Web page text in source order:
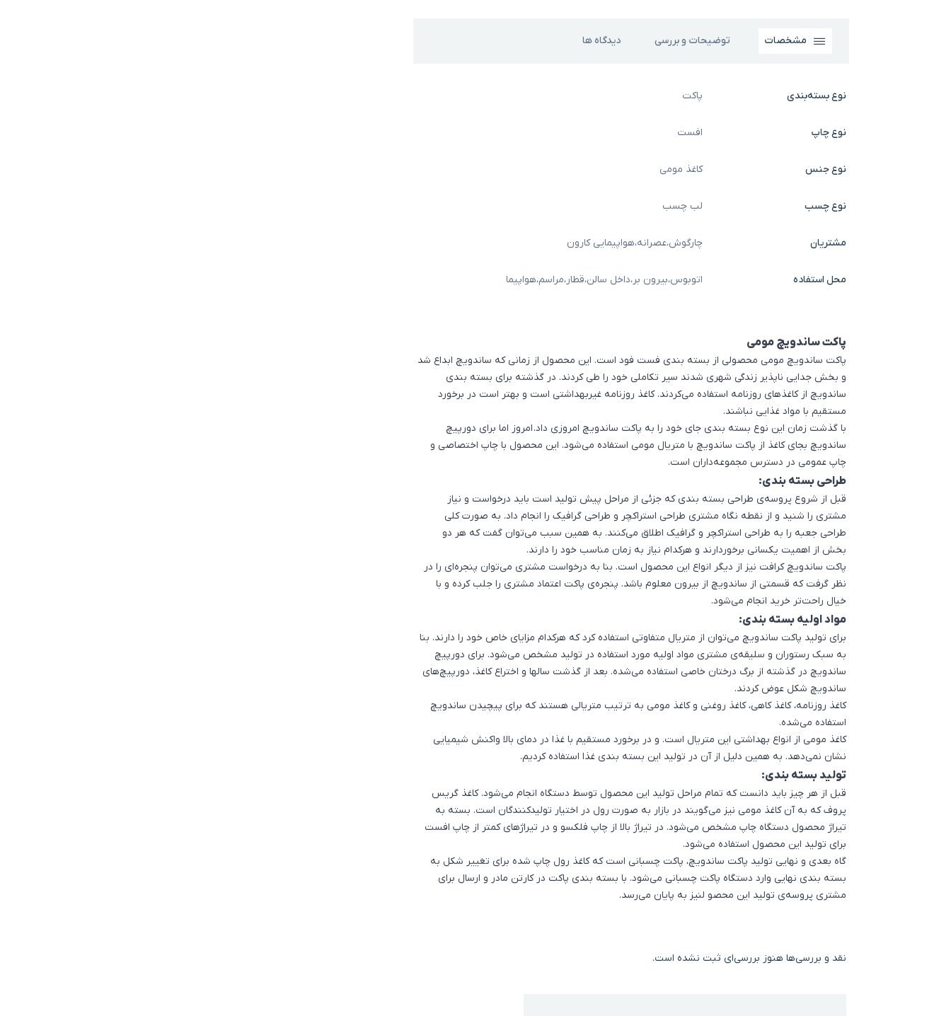
مشخصات توضیحات و بررسی دیدگاه ها
نوع بسته‌بندی پاکت
نوع چاپ افست
نوع جنس کاغذ مومی
نوع چسب لب چسب
مشتریان چارگوش،عصرانه،هواپیمایی کارون
محل استفاده اتوبوس،بیرون بر،داخل سالن،قطار،مراسم،هواپیما
پاکت ساندویچ مومی
پاکت ساندویچ مومی محصولی از بسته بندی فست فود است. این محصول از زمانی که ساندویچ ابداع شد
و بخش جدایی ناپذیر زندگی شهری شدند سیر تکاملی خود را طی کردند. در گذشته برای بسته بندی
ساندویچ از کاغذهای روزنامه استفاده می‌کردند. کاغذ روزنامه غیربهداشتی است و بهتر است در برخورد
مستقیم با مواد غذایی نباشند.
با گذشت زمان این نوع بسته بندی جای خود را به پاکت ساندویچ امروزی داد. امروز اما برای دورپیچ
ساندویچ بجای کاغذ از پاکت‌ ساندویچ با متریال مومی استفاده می‌شود. این محصول با چاپ اختصاصی و
چاپ عمومی در دسترس مجموعه‌داران است.
طراحی بسته بندی:
قبل از شروع پروسه‌ی طراحی بسته بندی که جزئی از مراحل پیش تولید است باید درخواست و نیاز
مشتری را شنید و از نقطه نگاه مشتری طراحی استراکچر و طراحی گرافیک را انجام داد. به صورت کلی
طراحی جعبه را به طراحی استراکچر و گرافیک اطلاق می‌کنند. به همین سبب می‌توان گفت که هر دو
بخش از اهمیت یکسانی برخوردارند و هرکدام نیاز به زمان مناسب خود را دارند.
پاکت ساندویچ کرافت نیز از دیگر انواع این محصول است. بنا به درخواست مشتری می‌توان پنجره‌ای را در
نظر گرفت که قسمتی از ساندویچ از بیرون معلوم باشد. پنجره‌ی پاکت اعتماد مشتری را جلب کرده و با
خیال راحت‌تر خرید انجام می‌شود.
مواد اولیه بسته بندی:
برای تولید پاکت ساندویچ می‌توان از متریال متفاوتی استفاده کرد که هرکدام مزایای خاص خود را دارند. بنا
به سبک رستوران و سلیقه‌ی مشتری مواد اولیه مورد استفاده در تولید مشخص می‌شود. برای دورپیچ
ساندویچ در گذشته از برگ درختان خاصی استفاده می‌شده. بعد از گذشت سالها و اختراع کاغذ، دورپیچ‌های
ساندویچ شکل عوض کردند.
کاغذ روزنامه، کاغذ کاهی، کاغذ روغنی و کاغذ مومی به ترتیب متریالی هستند که برای پیچیدن ساندویچ
استفاده می‌شده.
کاغذ مومی از انواع بهداشتی این متریال است. و در برخورد مستقیم با غذا در دمای بالا واکنش شیمیایی
نشان نمی‌دهد. به همین دلیل از آن در تولید این بسته بندی غذا استفاده کردیم.
تولید بسته بندی:
قبل از هر چیز باید دانست که تمام مراحل تولید این محصول توسط دستگاه انجام می‌شود. کاغذ گریس
پروف که به آن کاغذ مومی نیز می‌گویند در بازار به صورت رول در اختیار تولیدکنندگان است. بسته به
تیراژ محصول دستگاه چاپ مشخص می‌شود. در تیراژ بالا از چاپ فلکسو و در تیراژهای کمتر از چاپ افست
برای تولید این محصول استفاده می‌شود.
گاه بعدی و نهایی تولید پاکت ساندویچ، پاکت چسبانی است که کاغذ رول چاپ شده برای تغییر شکل به
بسته بندی نهایی وارد دستگاه پاکت چسبانی می‌شود. با بسته بندی پاکت در کارتن مادر و ارسال برای
مشتری پروسه‌ی تولید این محصو لنیز به پایان می‌رسد.
نقد و بررسی‌ها هنوز بررسی‌ای ثبت نشده است.
اشتراک گذاری در